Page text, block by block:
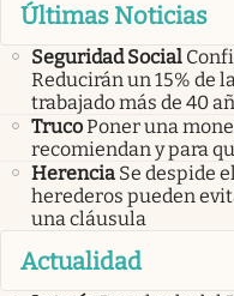
Últimas Noticias
Seguridad Social
Reducirán un 15% de
trabajado más de 40
TrucoPoner una
recomiendan y para
Herencia Se despide
herederos pueden
una cláusula
Actualidad